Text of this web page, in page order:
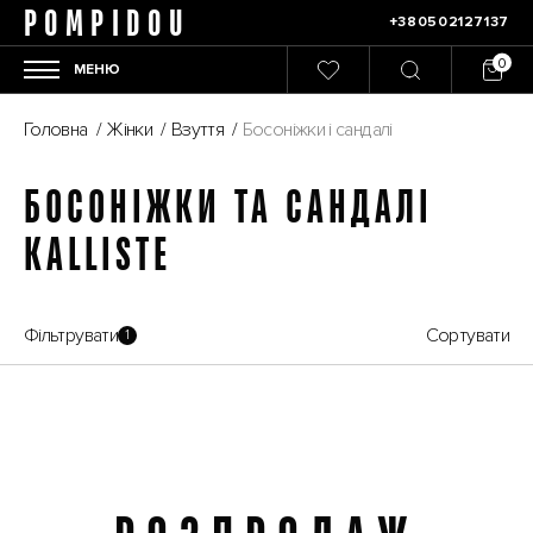
POMPIDOU +380502127137
МЕНЮ
Головна / Жінки / Взуття / Босоніжки і сандалі
БОСОНІЖКИ ТА САНДАЛІ
KALLISTE
Фільтрувати 1 Сортувати
Розпродаж